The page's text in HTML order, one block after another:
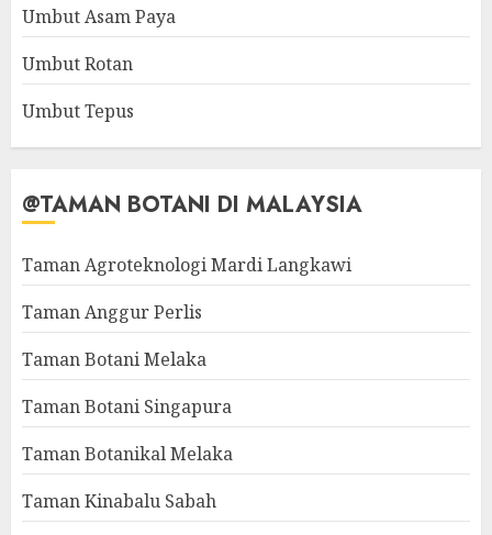
Umbut Asam Paya
Umbut Rotan
Umbut Tepus
@TAMAN BOTANI DI MALAYSIA
Taman Agroteknologi Mardi Langkawi
Taman Anggur Perlis
Taman Botani Melaka
Taman Botani Singapura
Taman Botanikal Melaka
Taman Kinabalu Sabah